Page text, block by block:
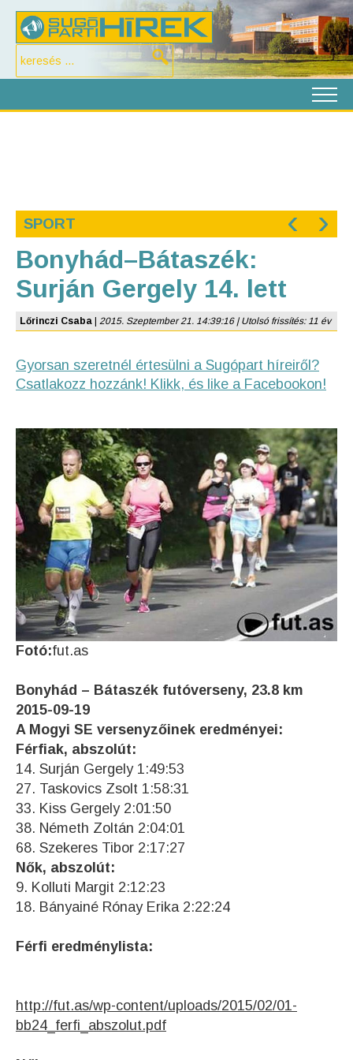
SPORT ‹ ›
Bonyhád–Bátaszék:
Surján Gergely 14. lett
Lőrinczi Csaba 2015. Szeptember 21. 14:39:16 | Utolsó frissítés: 11 év
Gyorsan szeretnél értesülni a Sugópart híreiről?
Csatlakozz hozzánk! Klikk, és like a Facebookon!
Fotó:fut.as
Bonyhád – Bátaszék futóverseny, 23.8 km
2015-09-19
A Mogyi SE versenyzőinek eredményei:
Férfiak, abszolút:
14. Surján Gergely 1:49:53
27. Taskovics Zsolt 1:58:31
33. Kiss Gergely 2:01:50
38. Németh Zoltán 2:04:01
68. Szekeres Tibor 2:17:27
Nők, abszolút:
9. Kolluti Margit 2:12:23
18. Bányainé Rónay Erika 2:22:24
Férfi eredménylista:
http://fut.as/wp-content/uploads/2015/02/01-
bb24_ferfi_abszolut.pdf